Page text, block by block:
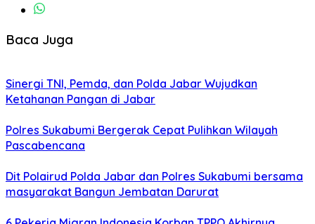
Baca Juga
Sinergi TNI, Pemda, dan Polda Jabar Wujudkan
Ketahanan Pangan di Jabar
Polres Sukabumi Bergerak Cepat Pulihkan Wilayah
Pascabencana
Dit Polairud Polda Jabar dan Polres Sukabumi bersama
masyarakat Bangun Jembatan Darurat